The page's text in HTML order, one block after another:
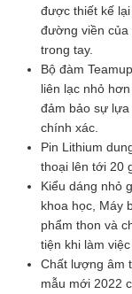
được thiết kế
đường viền của
trong tay.
Bộ đàm
liên lạc nhỏ
đảm bảo sự lựa
chính xác.
Pin Lithium
thoại lên tới 20
Kiểu dáng nhỏ
khoa học, Máy
phẩm thon và
tiện khi làm
Chất lượng âm
mẫu mới 2022